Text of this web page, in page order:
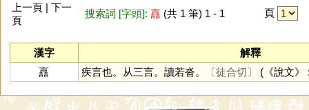
上一頁 | 下一
頁
搜索詞 [字頭]: 譶(共 1 筆) 1 - 1 頁
漢字
解釋
譶
疾言也。从三言。讀若沓。 〔徒合切〕 (《說文》